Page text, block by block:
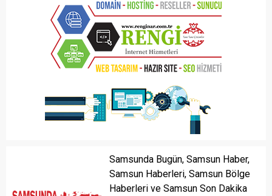
Samsunda Bugün, Samsun Haber,
Samsun Haberleri, Samsun Bölge
Haberleri ve Samsun Son Dakika